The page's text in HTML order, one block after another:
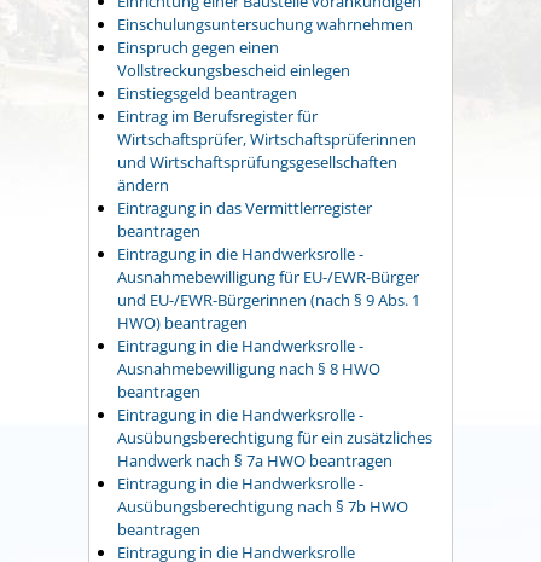
Einschulungsuntersuchung wahrnehmen
Einspruch gegen einen
Vollstreckungsbescheid einlegen
Einstiegsgeld beantragen
Eintrag im Berufsregister für
Wirtschaftsprüfer, Wirtschaftsprüferinnen
und Wirtschaftsprüfungsgesellschaften
ändern
Eintragung in das Vermittlerregister
beantragen
Eintragung in die Handwerksrolle -
Ausnahmebewilligung für EU-/EWR-Bürger
und EU-/EWR-Bürgerinnen (nach § 9 Abs. 1
HWO) beantragen
Eintragung in die Handwerksrolle -
Ausnahmebewilligung nach § 8 HWO
beantragen
Eintragung in die Handwerksrolle -
Ausübungsberechtigung für ein zusätzliches
Handwerk nach § 7a HWO beantragen
Eintragung in die Handwerksrolle -
Ausübungsberechtigung nach § 7b HWO
beantragen
Eintragung in die Handwerksrolle